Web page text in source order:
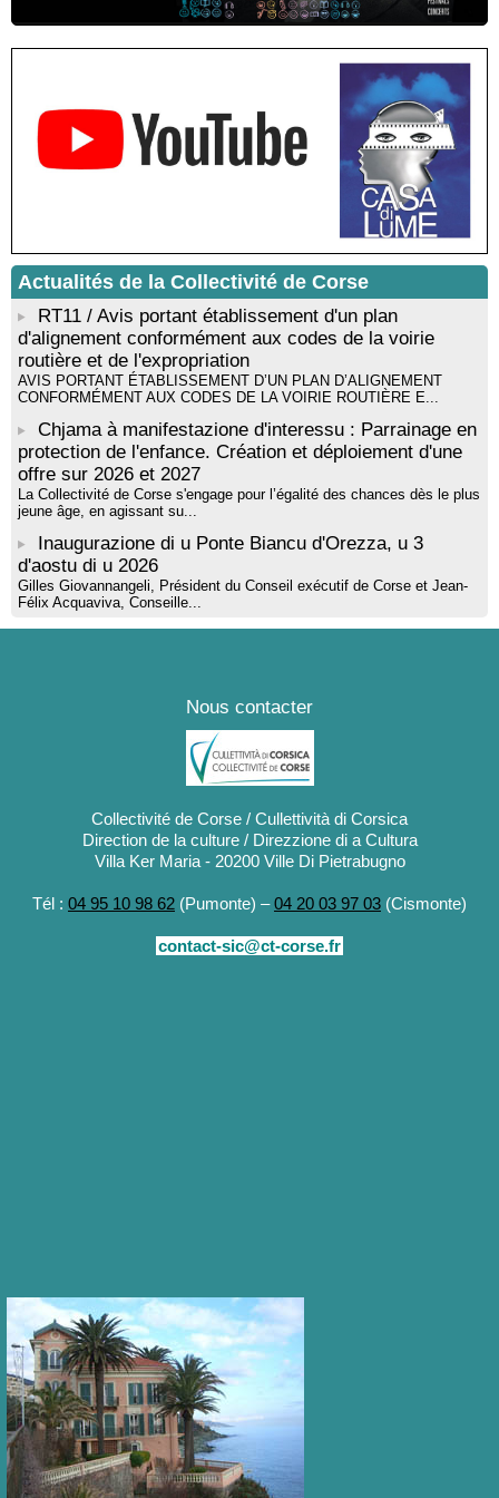
Résidence d’écriture et de recherche de l’écrivaine Cécilia
Castelli - Institut Mémoires de l'Edition Contemporaine - Caen /
Médiathèque de Castagniccia Mare et Monti - I Fulelli
Rencontre / dédicace avec Lucrèce Luciani autour de son
livre « La ballade du pendu du Niolu» - Mediateca territuriale di
Santa Lucia di Tallà
Mise en musique d’un livre jeunesse par Annik Meschinet,
musicienne pédagogue : Ateliers d’expression sonore, vocale,
rythmique et corporelle - Mediateca territuriale di Santa Lucia di
! Événement reporté ! Cycle de conférences peinture animé
Tallà
Actualités de la Collectivité de Corse
RT11 / Avis portant établissement d'un plan
d'alignement conformément aux codes de la voirie
routière et de l'expropriation
AVIS PORTANT ÉTABLISSEMENT D’UN PLAN D’ALIGNEMENT
CONFORMÉMENT AUX CODES DE LA VOIRIE ROUTIÈRE E...
Chjama à manifestazione d'interessu : Parrainage en
protection de l'enfance. Création et déploiement d'une
offre sur 2026 et 2027
La Collectivité de Corse s'engage pour l’égalité des chances dès le plus
jeune âge, en agissant su...
Inaugurazione di u Ponte Biancu d'Orezza, u 3
d'aostu di u 2026
Gilles Giovannangeli, Président du Conseil exécutif de Corse et Jean-
Félix Acquaviva, Conseille...
Nous contacter
Collectivité de Corse / Cullettività di Corsica
Direction de la culture / Direzzione di a Cultura
Villa Ker Maria - 20200 Ville Di Pietrabugno
Tél : 04 95 10 98 62 (Pumonte) –04 20 03 97 03 (Cismonte)
contact-sic@ct-corse.fr